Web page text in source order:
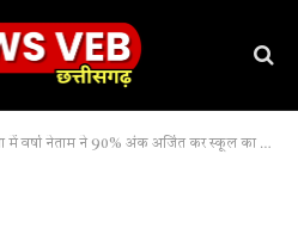
वर्षा नेताम ने 90% अंक अर्जित कर स्कूल का नाम किया रौशन